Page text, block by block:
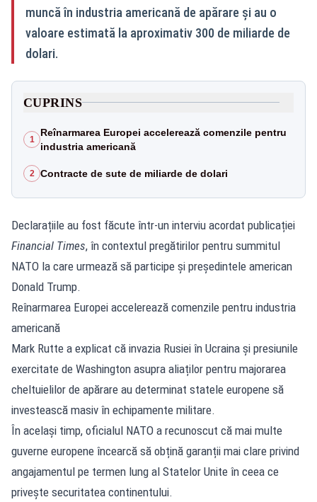
muncă în industria americană de apărare și au o
valoare estimată la aproximativ 300 de miliarde de
dolari.
CUPRINS
1
Reînarmarea Europei accelerează comenzile pentru
industria americană
2 Contracte de sute de miliarde de dolari
Declarațiile au fost făcute într-un interviu acordat publicației
Financial Times, în contextul pregătirilor pentru summitul
NATO la care urmează să participe și președintele american
Donald Trump.
Reînarmarea Europei accelerează comenzile pentru industria
americană
Mark Rutte a explicat că invazia Rusiei în Ucraina și presiunile
exercitate de Washington asupra aliaților pentru majorarea
cheltuielilor de apărare au determinat statele europene să
investească masiv în echipamente militare.
În același timp, oficialul NATO a recunoscut că mai multe
guverne europene încearcă să obțină garanții mai clare privind
angajamentul pe termen lung al Statelor Unite în ceea ce
privește securitatea continentului.